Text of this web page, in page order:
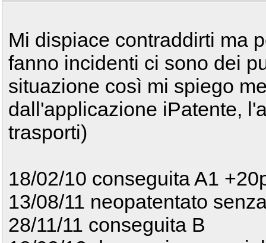
Mi dispiace contraddirti ma
fanno incidenti ci sono dei
situazione così mi spiego
dall'applicazione iPatente,
trasporti)
18/02/10 conseguita A1
13/08/11 neopatentato
28/11/11 conseguita B